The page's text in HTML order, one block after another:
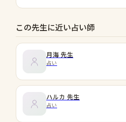
この先生に近い占い師
月海 先生
占い
ハルカ 先生
占い